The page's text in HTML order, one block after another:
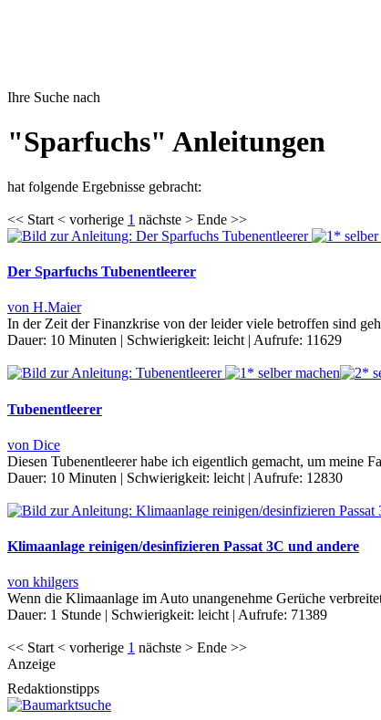
Ihre Suche nach
"Sparfuchs" Anleitungen
hat folgende Ergebnisse gebracht:
<< Start < vorherige 1 nächste > Ende >>
Der Sparfuchs Tubenentleerer
von H.Maier
In der Zeit der Finanzkrise von der leider viele betroffen sind
Dauer: 10 Minuten | Schwierigkeit: leicht | Aufrufe: 11629
Tubenentleerer
von Dice
Diesen Tubenentleerer habe ich eigentlich gemacht, um meine
Dauer: 10 Minuten | Schwierigkeit: leicht | Aufrufe: 12830
Klimaanlage reinigen/desinfizieren Passat 3C und andere
von khilgers
Wenn die Klimaanlage im Auto unangenehme Gerüche
Dauer: 1 Stunde Schwierigkeit: leicht Aufrufe: 71389
<< Start < vorherige 1 nächste > Ende >>
Anzeige
Redaktionstipps